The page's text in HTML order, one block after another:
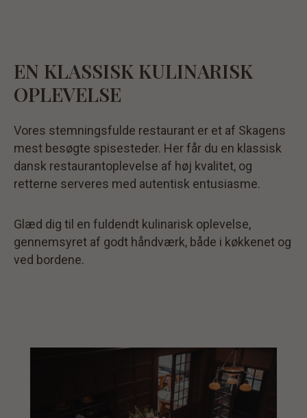
EN KLASSISK KULINARISK
OPLEVELSE
Vores stemningsfulde restaurant er et af Skagens
mest besøgte spisesteder. Her får du en klassisk
dansk restaurantoplevelse af høj kvalitet, og
retterne serveres med autentisk entusiasme.
Glæd dig til en fuldendt kulinarisk oplevelse,
gennemsyret af godt håndværk, både i køkkenet og
ved bordene.